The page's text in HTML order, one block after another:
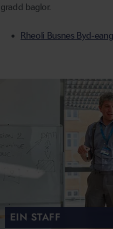
gradd baglor.
Rheoli Busnes Byd-
EIN STAFF